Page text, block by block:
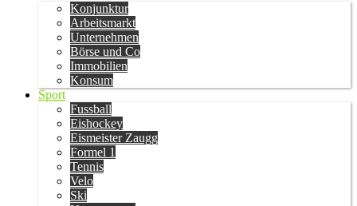
Konjunktur
Arbeitsmarkt
Unternehmen
Börse und Co
Immobilien
Konsum
Sport
Fussball
Eishockey
Eismeister Zaugg
Formel 1
Tennis
Velo
Ski